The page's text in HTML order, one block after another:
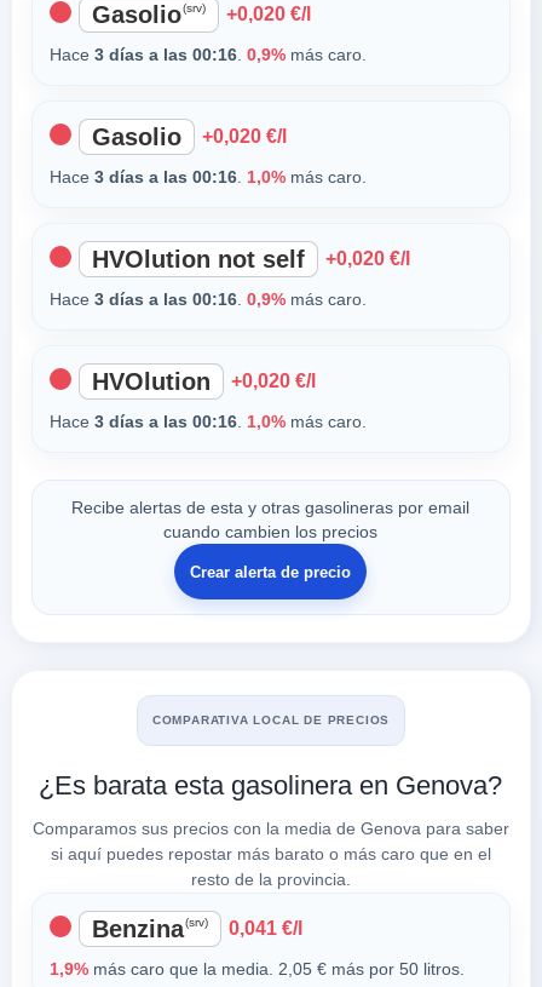
Gasolio(srv) +0,020 €/l
Hace 3 días a las 00:16. 0,9%más caro.
Gasolio +0,020 €/l
Hace 3 días a las 00:16. 1,0%más caro.
HVOlution not self +0,020 €/l
Hace 3 días a las 00:16. 0,9%más caro.
HVOlution +0,020 €/l
Hace 3 días a las 00:16. 1,0%más caro.
Recibe alertas de esta y otras gasolineras por email
cuando cambien los precios
Crear alerta de precio
COMPARATIVA LOCAL DE PRECIOS
¿Es barata esta gasolinera en Genova?
Comparamos sus precios con la media de Genova para saber
si aquí puedes repostar más barato o más caro que en el
resto de la provincia.
Benzina(srv) 0,041 €/l
1,9%más caro que la media. 2,05 € más por 50 litros.